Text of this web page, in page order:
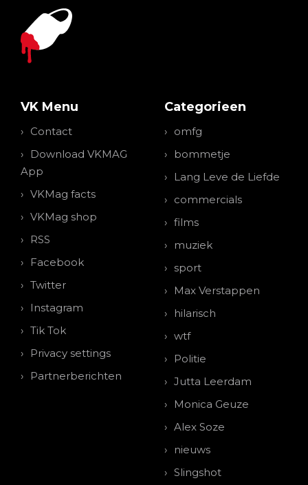
VK Menu
Contact
Download VKMAG
App
VKMag facts
VKMag shop
RSS
Facebook
Twitter
Instagram
Tik Tok
Privacy settings
Partnerberichten
Categorieen
omfg
bommetje
Lang Leve de Liefde
commercials
films
muziek
sport
Max Verstappen
hilarisch
wtf
Politie
Jutta Leerdam
Monica Geuze
Alex Soze
nieuws
Slingshot